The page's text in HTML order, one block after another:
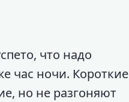
что надо
час ночи. Короткие
но не разгоняют